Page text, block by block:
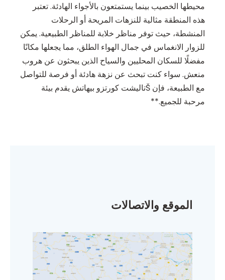
محيطها الخصيب بينما يستمتعون بالأجواء الهادئة. تعتبر
هذه المنطقة مثالية للنزهات المريحة أو الرحلات
المنشطة، حيث توفر مناظر خلابة للمناظر الطبيعية. يمكن
للزوار الانغماس في جمال الهواء الطلق، مما يجعلها مكانًا
مفضلًا للسكان المحليين والسياح الذين يبحثون عن هروب
منعش. سواء كنت تبحث عن نزهة هادئة أو فرصة للتواصل
مع الطبيعة، فإن Šتاليشت كورتزو بيهاتش يقدم بيئة
مرحبة للجميع.**
الموقع والاتصالات